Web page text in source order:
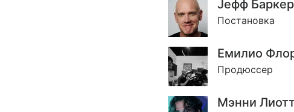
Jефф Баркер
Постановка
Емилио
Продюссер
Мэнни